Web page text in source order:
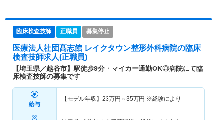
臨床検査技師 正職員 募集停止
医療法人社団髙志館 レイクタウン整形外科病院の臨床
検査技師求人(正職員)
【埼玉県／越谷市】駅徒歩9分・マイカー通勤OK◎病院にて臨
床検査技師の募集です
給与
【モデル年収】 23万円～35万円 ※経験により